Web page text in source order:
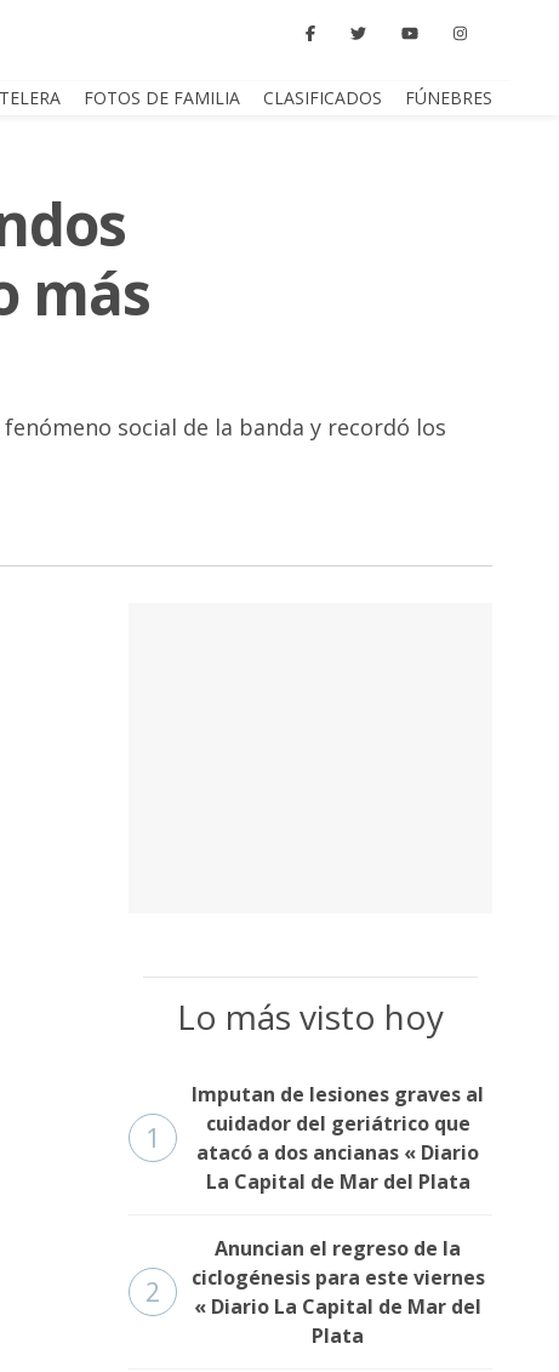
FOTOS DE FAMILIA CLASIFICADOS FÚNEBRES
más
social de la banda y recordó los
Lo más visto hoy
1
Imputan de lesiones graves al
cuidador del geriátrico que
atacó a dos ancianas « Diario
La Capital de Mar del Plata
2
Anuncian el regreso de la
ciclogénesis para este viernes
« Diario La Capital de Mar del
Plata